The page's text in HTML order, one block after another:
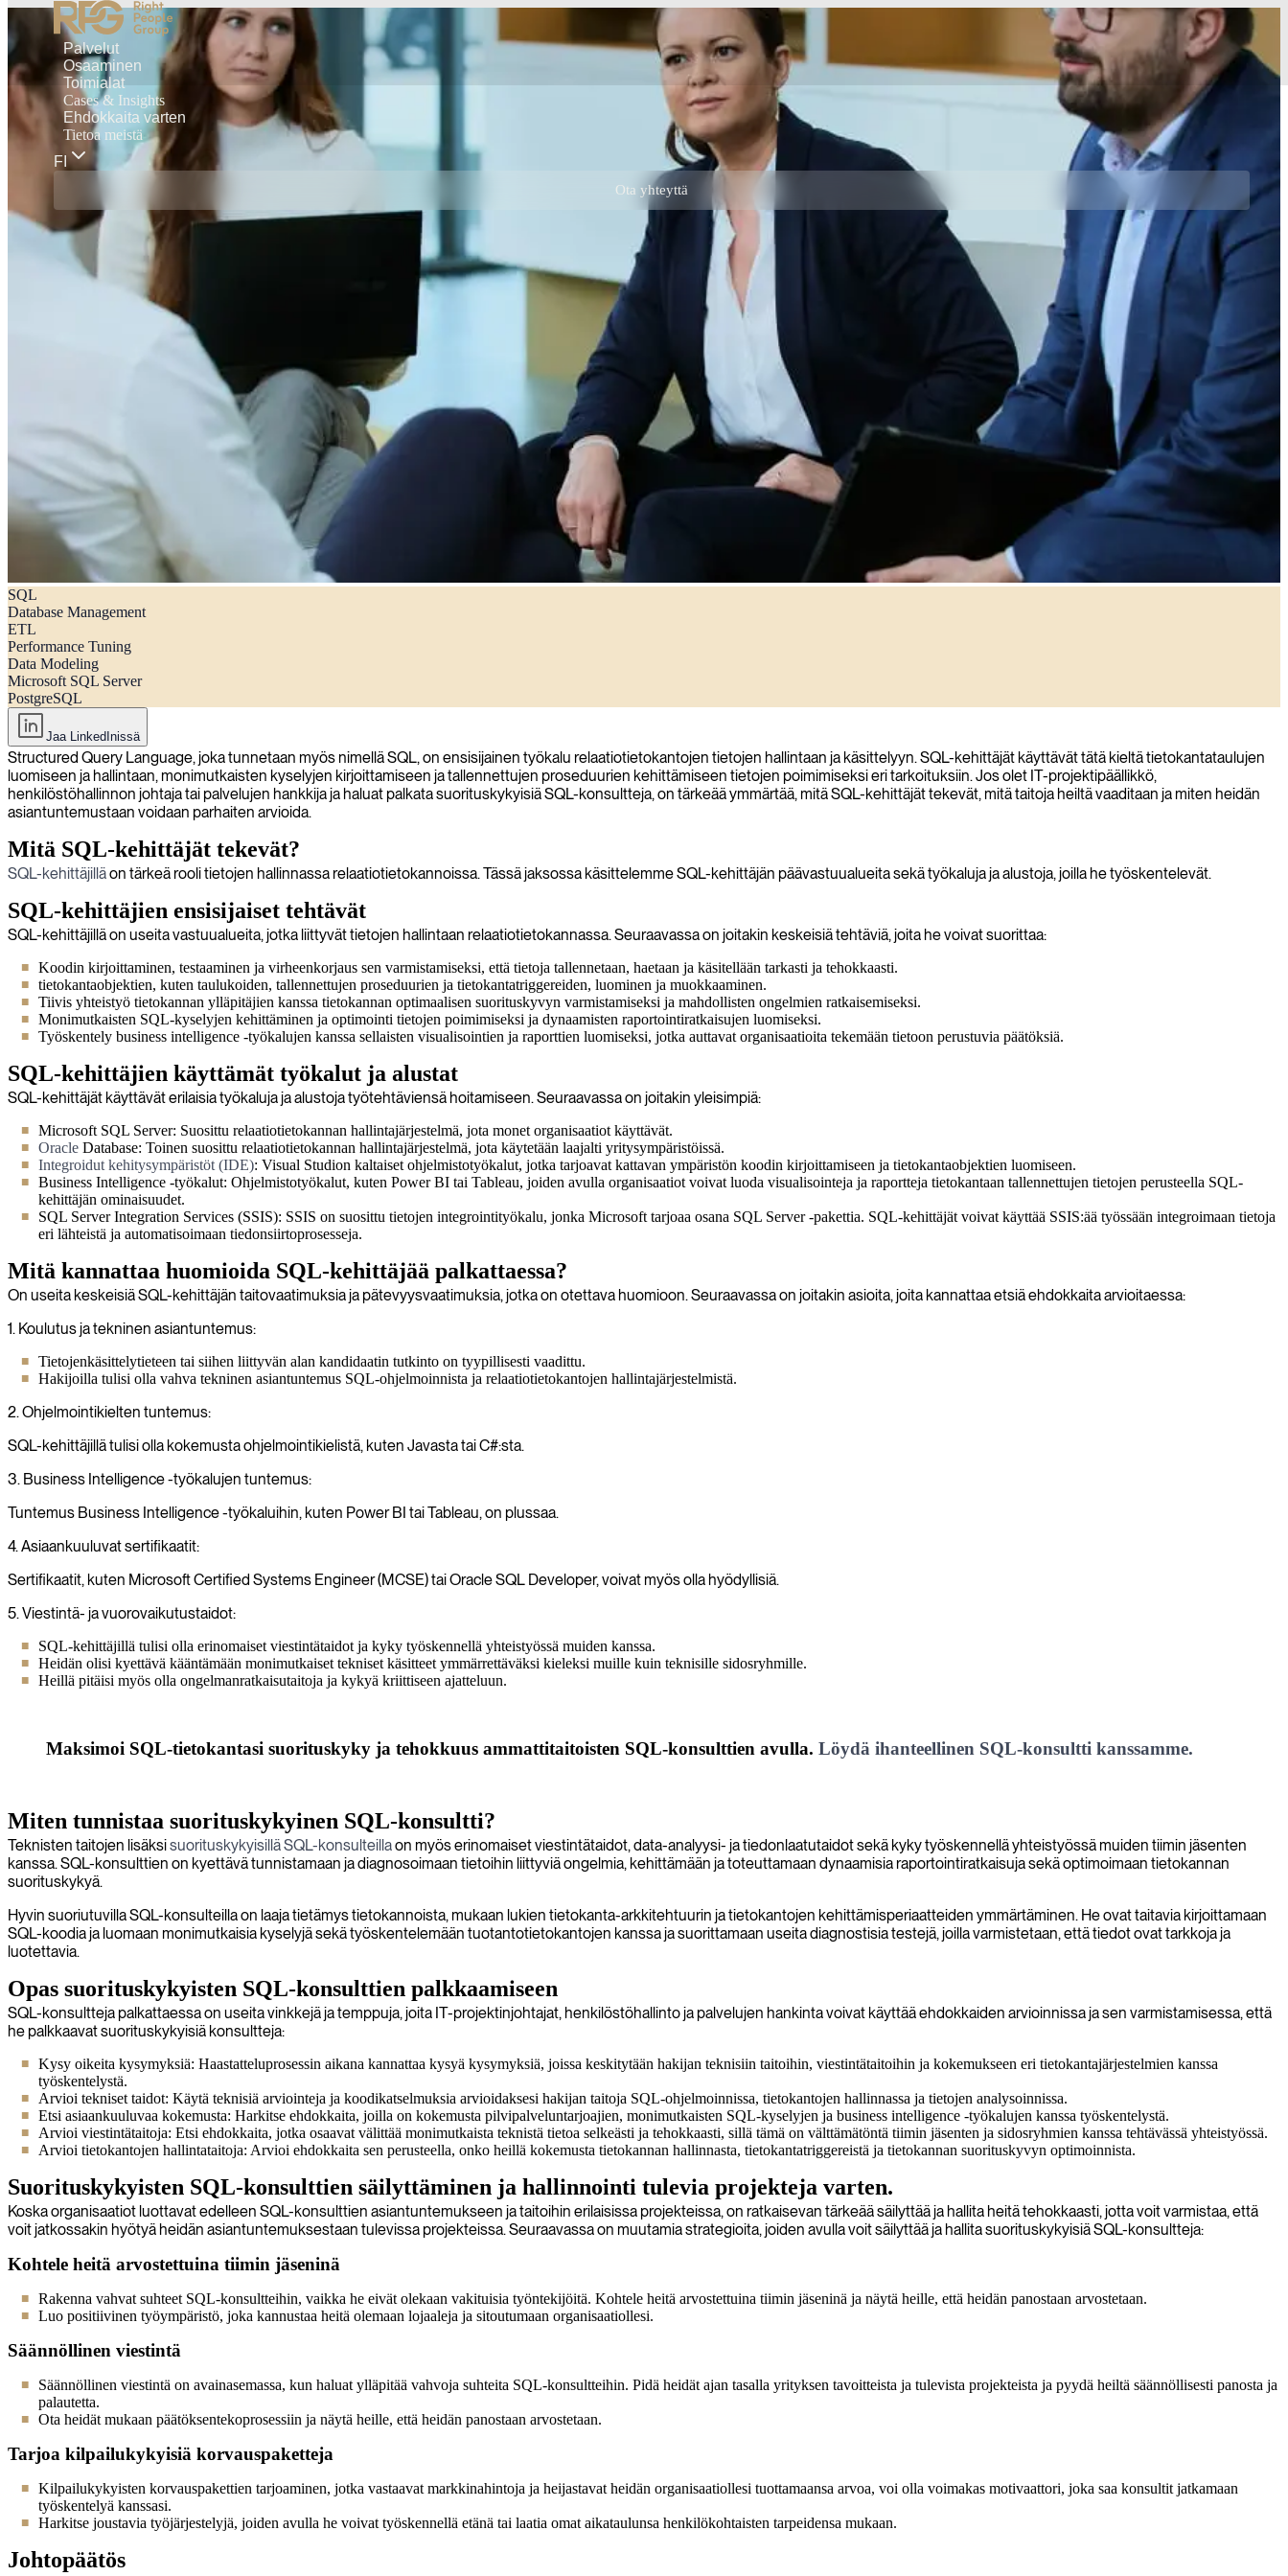
Palvelut
Osaaminen
Toimialat
Cases & Insights
Ehdokkaita varten
Tietoa meistä
FI
Ota yhteyttä
Mitä SQL-kehittäjät tekevät? (Sekä opas tehokkaiden SQL-konsulttien palkkaamiseen.)
SQL
Database Management
ETL
Performance Tuning
Data Modeling
Microsoft SQL Server
PostgreSQL
Jaa LinkedInissä
Structured Query Language, joka tunnetaan myös nimellä SQL, on ensisijainen työkalu relaatiotietokantojen tietojen hallintaan ja käsittelyyn. SQL-kehittäjät käyttävät tätä kieltä tietokantataulujen
luomiseen ja hallintaan, monimutkaisten kyselyjen kirjoittamiseen ja tallennettujen proseduurien kehittämiseen tietojen poimimiseksi eri tarkoituksiin. Jos olet IT-projektipäällikkö,
henkilöstöhallinnon johtaja tai palvelujen hankkija ja haluat palkata suorituskykyisiä SQL-konsultteja, on tärkeää ymmärtää, mitä SQL-kehittäjät tekevät, mitä taitoja heiltä vaaditaan ja miten heidän
asiantuntemustaan voidaan parhaiten arvioida.
Mitä SQL-kehittäjät tekevät?
SQL-kehittäjilläon tärkeä rooli tietojen hallinnassa relaatiotietokannoissa. Tässä jaksossa käsittelemme SQL-kehittäjän päävastuualueita sekä työkaluja ja alustoja, joilla he työskentelevät.
SQL-kehittäjien ensisijaiset tehtävät
SQL-kehittäjillä on useita vastuualueita, jotka liittyvät tietojen hallintaan relaatiotietokannassa. Seuraavassa on joitakin keskeisiä tehtäviä, joita he voivat suorittaa:
Koodin kirjoittaminen, testaaminen ja virheenkorjaus sen varmistamiseksi, että tietoja tallennetaan, haetaan ja käsitellään tarkasti ja tehokkaasti.
tietokantaobjektien, kuten taulukoiden, tallennettujen proseduurien ja tietokantatriggereiden, luominen ja muokkaaminen.
Tiivis yhteistyö tietokannan ylläpitäjien kanssa tietokannan optimaalisen suorituskyvyn varmistamiseksi ja mahdollisten ongelmien ratkaisemiseksi.
Monimutkaisten SQL-kyselyjen kehittäminen ja optimointi tietojen poimimiseksi ja dynaamisten raportointiratkaisujen luomiseksi.
Työskentely business intelligence -työkalujen kanssa sellaisten visualisointien ja raporttien luomiseksi, jotka auttavat organisaatioita tekemään tietoon perustuvia päätöksiä.
SQL-kehittäjien käyttämät työkalut ja alustat
SQL-kehittäjät käyttävät erilaisia työkaluja ja alustoja työtehtäviensä hoitamiseen. Seuraavassa on joitakin yleisimpiä:
Microsoft SQL Server: Suosittu relaatiotietokannan hallintajärjestelmä, jota monet organisaatiot käyttävät.
Oracle Database: Toinen suosittu relaatiotietokannan hallintajärjestelmä, jota käytetään laajalti yritysympäristöissä.
Integroidut kehitysympäristöt (IDE): Visual Studion kaltaiset ohjelmistotyökalut, jotka tarjoavat kattavan ympäristön koodin kirjoittamiseen ja tietokantaobjektien luomiseen.
Business Intelligence -työkalut: Ohjelmistotyökalut, kuten Power BI tai Tableau, joiden avulla organisaatiot voivat luoda visualisointeja ja raportteja tietokantaan tallennettujen tietojen perusteella SQL-
kehittäjän ominaisuudet.
SQL Server Integration Services (SSIS): SSIS on suosittu tietojen integrointityökalu, jonka Microsoft tarjoaa osana SQL Server -pakettia. SQL-kehittäjät voivat käyttää SSIS:ää työssään integroimaan tietoja
eri lähteistä ja automatisoimaan tiedonsiirtoprosesseja.
Mitä kannattaa huomioida SQL-kehittäjää palkattaessa?
On useita keskeisiä SQL-kehittäjän taitovaatimuksia ja pätevyysvaatimuksia, jotka on otettava huomioon. Seuraavassa on joitakin asioita, joita kannattaa etsiä ehdokkaita arvioitaessa:
1. Koulutus ja tekninen asiantuntemus:
Tietojenkäsittelytieteen tai siihen liittyvän alan kandidaatin tutkinto on tyypillisesti vaadittu.
Hakijoilla tulisi olla vahva tekninen asiantuntemus SQL-ohjelmoinnista ja relaatiotietokantojen hallintajärjestelmistä.
2. Ohjelmointikielten tuntemus:
SQL-kehittäjillä tulisi olla kokemusta ohjelmointikielistä, kuten Javasta tai C#:sta.
3. Business Intelligence -työkalujen tuntemus:
Tuntemus Business Intelligence -työkaluihin, kuten Power BI tai Tableau, on plussaa.
4. Asiaankuuluvat sertifikaatit:
Sertifikaatit, kuten Microsoft Certified Systems Engineer (MCSE) tai Oracle SQL Developer, voivat myös olla hyödyllisiä.
5. Viestintä- ja vuorovaikutustaidot:
SQL-kehittäjillä tulisi olla erinomaiset viestintätaidot ja kyky työskennellä yhteistyössä muiden kanssa.
Heidän olisi kyettävä kääntämään monimutkaiset tekniset käsitteet ymmärrettäväksi kieleksi muille kuin teknisille sidosryhmille.
Heillä pitäisi myös olla ongelmanratkaisutaitoja ja kykyä kriittiseen ajatteluun.
Maksimoi SQL-tietokantasi suorituskyky ja tehokkuus ammattitaitoisten SQL-konsulttien avulla. Löydä ihanteellinen SQL-konsultti kanssamme.
Miten tunnistaa suorituskykyinen SQL-konsultti?
Teknisten taitojen lisäksisuorituskykyisillä SQL-konsulteillaon myös erinomaiset viestintätaidot, data-analyysi- ja tiedonlaatutaidot sekä kyky työskennellä yhteistyössä muiden tiimin jäsenten
kanssa. SQL-konsulttien on kyettävä tunnistamaan ja diagnosoimaan tietoihin liittyviä ongelmia, kehittämään ja toteuttamaan dynaamisia raportointiratkaisuja sekä optimoimaan tietokannan
suorituskykyä.
Hyvin suoriutuvilla SQL-konsulteilla on laaja tietämys tietokannoista, mukaan lukien tietokanta-arkkitehtuurin ja tietokantojen kehittämisperiaatteiden ymmärtäminen. He ovat taitavia kirjoittamaan
SQL-koodia ja luomaan monimutkaisia kyselyjä sekä työskentelemään tuotantotietokantojen kanssa ja suorittamaan useita diagnostisia testejä, joilla varmistetaan, että tiedot ovat tarkkoja ja
luotettavia.
Opas suorituskykyisten SQL-konsulttien palkkaamiseen
SQL-konsultteja palkattaessa on useita vinkkejä ja temppuja, joita IT-projektinjohtajat, henkilöstöhallinto ja palvelujen hankinta voivat käyttää ehdokkaiden arvioinnissa ja sen varmistamisessa, että
he palkkaavat suorituskykyisiä konsultteja:
Kysy oikeita kysymyksiä: Haastatteluprosessin aikana kannattaa kysyä kysymyksiä, joissa keskitytään hakijan teknisiin taitoihin, viestintätaitoihin ja kokemukseen eri tietokantajärjestelmien kanssa
työskentelystä.
Arvioi tekniset taidot: Käytä teknisiä arviointeja ja koodikatselmuksia arvioidaksesi hakijan taitoja SQL-ohjelmoinnissa, tietokantojen hallinnassa ja tietojen analysoinnissa.
Etsi asiaankuuluvaa kokemusta: Harkitse ehdokkaita, joilla on kokemusta pilvipalveluntarjoajien, monimutkaisten SQL-kyselyjen ja business intelligence -työkalujen kanssa työskentelystä.
Arvioi viestintätaitoja: Etsi ehdokkaita, jotka osaavat välittää monimutkaista teknistä tietoa selkeästi ja tehokkaasti, sillä tämä on välttämätöntä tiimin jäsenten ja sidosryhmien kanssa tehtävässä yhteistyössä.
Arvioi tietokantojen hallintataitoja: Arvioi ehdokkaita sen perusteella, onko heillä kokemusta tietokannan hallinnasta, tietokantatriggereistä ja tietokannan suorituskyvyn optimoinnista.
Suorituskykyisten SQL-konsulttien säilyttäminen ja hallinnointi tulevia projekteja varten.
Koska organisaatiot luottavat edelleen SQL-konsulttien asiantuntemukseen ja taitoihin erilaisissa projekteissa, on ratkaisevan tärkeää säilyttää ja hallita heitä tehokkaasti, jotta voit varmistaa, että
voit jatkossakin hyötyä heidän asiantuntemuksestaan tulevissa projekteissa. Seuraavassa on muutamia strategioita, joiden avulla voit säilyttää ja hallita suorituskykyisiä SQL-konsultteja:
Kohtele heitä arvostettuina tiimin jäseninä
Rakenna vahvat suhteet SQL-konsultteihin, vaikka he eivät olekaan vakituisia työntekijöitä. Kohtele heitä arvostettuina tiimin jäseninä ja näytä heille, että heidän panostaan arvostetaan.
Luo positiivinen työympäristö, joka kannustaa heitä olemaan lojaaleja ja sitoutumaan organisaatiollesi.
Säännöllinen viestintä
Säännöllinen viestintä on avainasemassa, kun haluat ylläpitää vahvoja suhteita SQL-konsultteihin. Pidä heidät ajan tasalla yrityksen tavoitteista ja tulevista projekteista ja pyydä heiltä säännöllisesti panosta ja
palautetta.
Ota heidät mukaan päätöksentekoprosessiin ja näytä heille, että heidän panostaan arvostetaan.
Tarjoa kilpailukykyisiä korvauspaketteja
Kilpailukykyisten korvauspakettien tarjoaminen, jotka vastaavat markkinahintoja ja heijastavat heidän organisaatiollesi tuottamaansa arvoa, voi olla voimakas motivaattori, joka saa konsultit jatkamaan
työskentelyä kanssasi.
Harkitse joustavia työjärjestelyjä, joiden avulla he voivat työskennellä etänä tai laatia omat aikataulunsa henkilökohtaisten tarpeidensa mukaan.
Johtopäätös